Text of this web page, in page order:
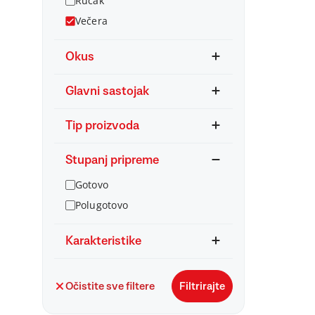
Večera
Okus
Glavni sastojak
Tip proizvoda
Stupanj pripreme
Gotovo
Polugotovo
Karakteristike
Očistite sve filtere Filtrirajte